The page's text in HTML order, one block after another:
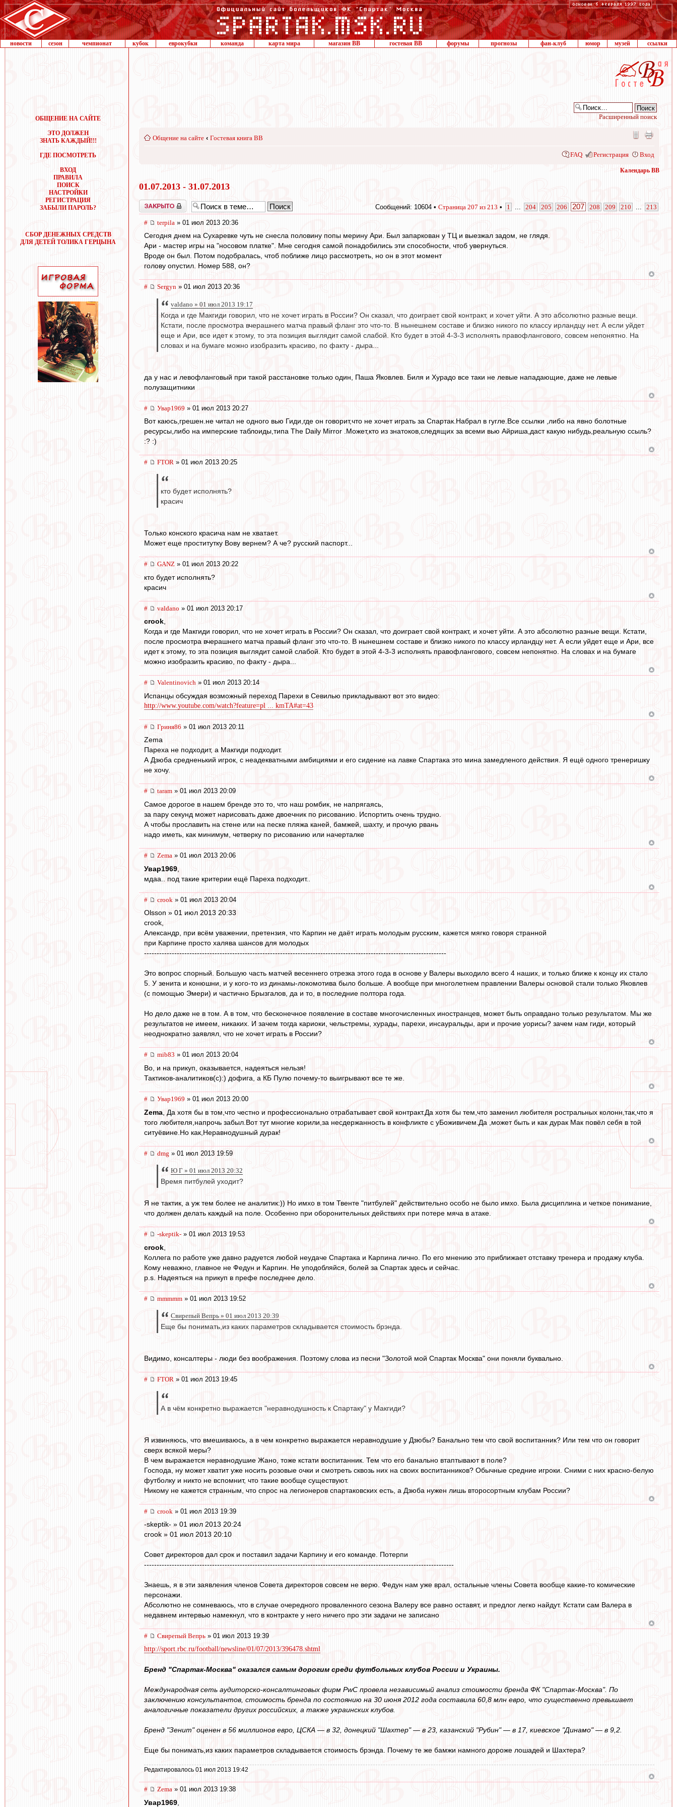
новости сезон чемпионат кубок еврокубки команда карта мира магазин ВВ гостевая ВВ форумы прогнозы фан-клуб юмор музей ссылки
ОБЩЕНИЕ НА САЙТЕ
ЭТО ДОЛЖЕН
ЗНАТЬ КАЖДЫЙ!!!
ГДЕ ПОСМОТРЕТЬ
ВХОД
ПРАВИЛА
ПОИСК
НАСТРОЙКИ
РЕГИСТРАЦИЯ
ЗАБЫЛИ ПАРОЛЬ?
СБОР ДЕНЕЖНЫХ СРЕДСТВ
ДЛЯ ДЕТЕЙ ТОЛИКА ГЕРЦЫНА
Расширенный поиск
Общение на сайте ‹ Гостевая книга ВВ
FAQ Регистрация Вход
Календарь ВВ
01.07.2013 - 31.07.2013
Закрыто Сообщений: 10604 • Страница 207 из 213 • 1 204 205 206 207 208 209 210 213
# terpila » 01 июл 2013 20:36
Сегодня днем на Сухаревке чуть не снесла половину попы мерину Ари. Был запаркован у ТЦ и выезжал задом, не глядя.
Ари - мастер игры на "носовом платке". Мне сегодня самой понадобились эти способности, чтоб увернуться.
Вроде он был. Потом подобралась, чтоб поближе лицо рассмотреть, но он в этот момент
голову опустил. Номер 588, он?
# Sergyn » 01 июл 2013 20:36
valdano » 01 июл 2013 19:17
Когда и где Макгиди говорил, что не хочет играть в России? Он сказал, что доиграет свой контракт, и хочет уйти. А это абсолютно разные вещи.
Кстати, после просмотра вчерашнего матча правый фланг это что-то. В нынешнем составе и близко никого по классу ирландцу нет. А если уйдет
еще и Ари, все идет к этому, то эта позиция выглядит самой слабой. Кто будет в этой 4-3-3 исполнять правофлангового, совсем непонятно. На
словах и на бумаге можно изобразить красиво, по факту - дыра...
да у нас и левофланговый при такой расстановке только один, Паша Яковлев. Биля и Хурадо все таки не левые нападающие, даже не левые
полузащитники
# Увар1969 » 01 июл 2013 20:27
Вот каюсь,грешен.не читал не одного вью Гиди,где он говорит,что не хочет играть за Спартак.Набрал в гугле.Все ссылки ,либо на явно болотные
ресурсы,либо на имперские таблоиды,типа The Daily Mirror .Может,кто из знатоков,следящих за всеми вью Айриша,даст какую нибудь,реальную ссыль?
:? :)
# FTOR » 01 июл 2013 20:25
кто будет исполнять?
красич
Только конского красича нам не хватает.
Может еще проститутку Вову вернем? А че? русский паспорт...
# GANZ » 01 июл 2013 20:22
кто будет исполнять?
красич
# valdano » 01 июл 2013 20:17
crook
Когда и где Макгиди говорил, что не хочет играть в России? Он сказал, что доиграет свой контракт, и хочет уйти. А это абсолютно разные вещи. Кстати,
после просмотра вчерашнего матча правый фланг это что-то. В нынешнем составе и близко никого по классу ирландцу нет. А если уйдет еще и Ари, все
идет к этому, то эта позиция выглядит самой слабой. Кто будет в этой 4-3-3 исполнять правофлангового, совсем непонятно. На словах и на бумаге
можно изобразить красиво, по факту - дыра...
# Valentinovich » 01 июл 2013 20:14
Испанцы обсуждая возможный переход Парехи в Севилью прикладывают вот это видео:
http://www.youtube.com/watch?feature=pl ... kmTA#at=43
# Гриня86 » 01 июл 2013 20:11
Zema
Пареха не подходит, а Макгиди подходит.
А Дзюба средненький игрок, с неадекватными амбициями и его сидение на лавке Спартака это мина замедленого действия. Я ещё одного тренеришку
не хочу.
# taram » 01 июл 2013 20:09
Самое дорогое в нашем бренде это то, что наш ромбик, не напрягаясь,
за пару секунд может нарисовать даже двоечник по рисованию. Испортить очень трудно.
А чтобы прославить на стене или на песке пляжа каней, бамжей, шахту, и прочую рвань
надо иметь, как минимум, четверку по рисованию или начерталке
# Zema » 01 июл 2013 20:06
Увар1969
мдаа.. под такие критерии ещё Пареха подходит..
# crook » 01 июл 2013 20:04
Olsson » 01 июл 2013 20:33
crook,
Александр, при всём уважении, претензия, что Карпин не даёт играть молодым русским, кажется мягко говоря странной
при Карпине просто халява шансов для молодых
------------------------------------------------------------------------------------------------------------------------
Это вопрос спорный. Большую часть матчей весеннего отрезка этого года в основе у Валеры выходило всего 4 наших, и только ближе к концу их стало
5. У зенита и конюшни, и у кого-то из динамы-локомотива было больше. А вообще при многолетнем правлении Валеры основой стали только Яковлев
(с помощью Эмери) и частично Брызгалов, да и то, в последние полтора года.
Но дело даже не в том. А в том, что бесконечное появление в составе многочисленных иностранцев, может быть оправдано только результатом. Мы же
результатов не имеем, никаких. И зачем тогда кариоки, чельстремы, хурады, парехи, инсауральды, ари и прочие уорисы? зачем нам гиди, который
неоднократно заявлял, что не хочет играть в России?
# mib83 » 01 июл 2013 20:04
Во, и на прикуп, оказывается, надеяться нельзя!
Тактиков-аналитиков(с):) дофига, а КБ Пулю почему-то выигрывают все те же.
# Увар1969 » 01 июл 2013 20:00
Zema , Да хотя бы в том,что честно и профессионально отрабатывает свой контракт.Да хотя бы тем,что заменил любителя ростральных колонн,так,что я
того любителя,напрочь забыл.Вот тут многие корили,за несдержанность в конфликте с уБоживичем.Да ,может быть и как дурак Мак повёл себя в той
ситуёвине.Но как,Неравнодушный дурак!
# dmg » 01 июл 2013 19:59
Ю Г » 01 июл 2013 20:32
Время питбулей уходит?
Я не тактик, а уж тем более не аналитик:)) Но имхо в том Твенте "питбулей" действительно особо не было имхо. Была дисциплина и четкое понимание,
что должен делать каждый на поле. Особенно при оборонительных действиях при потере мяча в атаке.
# -skeptik- » 01 июл 2013 19:53
crook
Коллега по работе уже давно радуется любой неудаче Спартака и Карпина лично. По его мнению это приближает отставку тренера и продажу клуба.
Кому неважно, главное не Федун и Карпин. Не уподобляйся, болей за Спартак здесь и сейчас.
p.s. Надеяться на прикуп в префе последнее дело.
# mmmmm » 01 июл 2013 19:52
Свирепый Вепрь » 01 июл 2013 20:39
Еще бы понимать,из каких параметров складывается стоимость брэнда.
Видимо, консалтеры - люди без воображения. Поэтому слова из песни "Золотой мой Спартак Москва" они поняли буквально.
# FTOR » 01 июл 2013 19:45
А в чём конкретно выражается "неравнодушность к Спартаку" у Макгиди?
Я извиняюсь, что вмешиваюсь, а в чем конкретно выражается неравнодушие у Дзюбы? Банально тем что свой воспитанник? Или тем что он говорит
сверх всякой меры?
В чем выражается неравнодушие Жано, тоже кстати воспитанник. Тем что его банально втаптывают в поле?
Господа, ну может хватит уже носить розовые очки и смотреть сквозь них на своих воспитанников? Обычные средние игроки. Сними с них красно-белую
футболку и никто не вспомнит, что такие вообще существуют.
Никому не кажется странным, что спрос на легионеров спартаковских есть, а Дзюба нужен лишь второсортным клубам России?
# crook » 01 июл 2013 19:39
-skeptik- » 01 июл 2013 20:24
crook » 01 июл 2013 20:10
Совет директоров дал срок и поставил задачи Карпину и его команде. Потерпи
---------------------------------------------------------------------------------------------------------------------------
Знаешь, я в эти заявления членов Совета директоров совсем не верю. Федун нам уже врал, остальные члены Совета вообще какие-то комические
персонажи.
Абсолютно не сомневаюсь, что в случае очередного проваленного сезона Валеру все равно оставят, и предлог легко найдут. Кстати сам Валера в
недавнем интервью намекнул, что в контракте у него ничего про эти задачи не записано
# Свирепый Вепрь » 01 июл 2013 19:39
http://sport.rbc.ru/football/newsline/01/07/2013/396478.shtml
Бренд "Спартак-Москва" оказался самым дорогим среди футбольных клубов России и Украины.
Международная сеть аудиторско-консалтинговых фирм PwC провела независимый анализ стоимости бренда ФК "Спартак-Москва". По
заключению консультантов, стоимость бренда по состоянию на 30 июня 2012 года составила 60,8 млн евро, что существенно превышает
аналогичные показатели других российских, а также украинских клубов.
Бренд "Зенит" оценен в 56 миллионов евро, ЦСКА — в 32, донецкий "Шахтер" — в 23, казанский "Рубин" — в 17, киевское "Динамо" — в 9,2.
Еще бы понимать,из каких параметров складывается стоимость брэнда. Почему те же бамжи намного дороже лошадей и Шахтера?
Редактировалось 01 июл 2013 19:42
# Zema » 01 июл 2013 19:38
Увар1969